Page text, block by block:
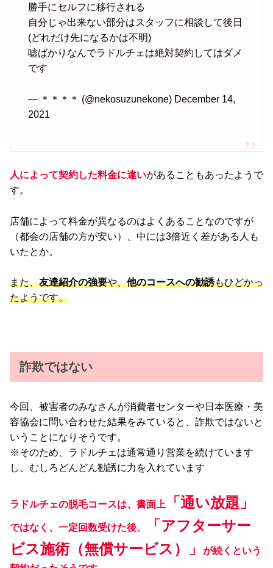
勝手にセルフに移行される
自分じゃ出来ない部分はスタッフに相談して後日
(どれだけ先になるかは不明)
嘘ばかりなんでラドルチェは絶対契約してはダメ
です
— ＊＊＊＊ (@nekosuzunekone) December 14,
2021
人によって契約した料金に違いがあることもあったようで
す。
店舗によって料金が異なるのはよくあることなのですが
（都会の店舗の方が安い）、中には3倍近く差がある人も
いたとか。
また、友達紹介の強要や、他のコースへの勧誘もひどかっ
たようです。
詐欺ではない
今回、被害者のみなさんが消費者センターや日本医療・美
容協会に問い合わせた結果をみていると、詐欺ではないと
いうことになりそうです。
※そのため、ラドルチェは通常通り営業を続けています
し、むしろどんどん勧誘に力を入れています
ラドルチェの脱毛コースは、書面上 「通い放題」
ではなく、一定回数受けた後、
「アフターサー
ビス施術（無償サービス）」
が続くという